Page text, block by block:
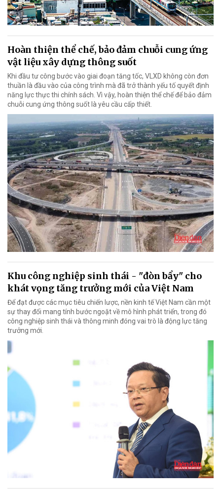
Hoàn thiện thể chế, bảo đảm chuỗi cung ứng
vật liệu xây dựng thông suốt
Khi đầu tư công bước vào giai đoạn tăng tốc, VLXD không còn đơn
thuần là đầu vào của công trình mà đã trở thành yếu tố quyết định
năng lực thực thi chính sách. Vì vậy, hoàn thiện thể chế để bảo đảm
chuỗi cung ứng thông suốt là yêu cầu cấp thiết.
Khu công nghiệp sinh thái - "đòn bẩy" cho
khát vọng tăng trưởng mới của Việt Nam
Để đạt được các mục tiêu chiến lược, nền kinh tế Việt Nam cần một
sự thay đổi mang tính bước ngoặt về mô hình phát triển, trong đó
công nghiệp sinh thái và thông minh đóng vai trò là động lực tăng
trưởng mới.